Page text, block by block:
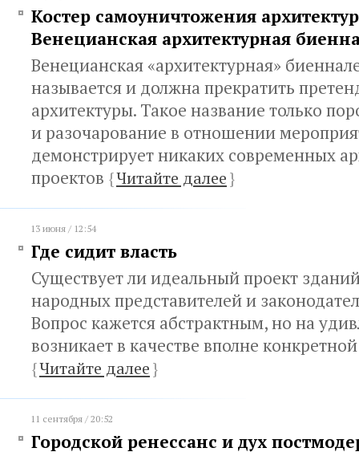
Костер самоуничтожения
Венецианская архитектурная
Венецианская «архитектурная»
называется и должна прекратить
архитектуры. Такое название только
и разочарование в отношении
демонстрирует никаких современных
проектов {Читайте далее}
13 июня / 12:54
Где сидит власть
Существует ли идеальный проект
народных представителей и
Вопрос кажется абстрактным, но на
возникает в качестве вполне
{Читайте далее}
11 сентября / 20:52
Городской ренессанс и дух